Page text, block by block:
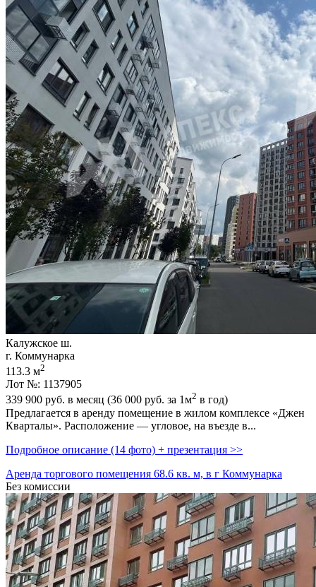
Калужское ш.
г. Коммунарка
113.3 м2
Лот №: 1137905
339 900 руб. в месяц (36 000 руб. за 1м2 в год)
Предлагается в аренду помещение в жилом комплексе «Джен
Кварталы». Расположение — угловое,­ на въезде в...
Подробное описание (14 фото) + презентация >>
Аренда торгового помещения 68.6 кв. м, в г Коммунарка
Без комиссии